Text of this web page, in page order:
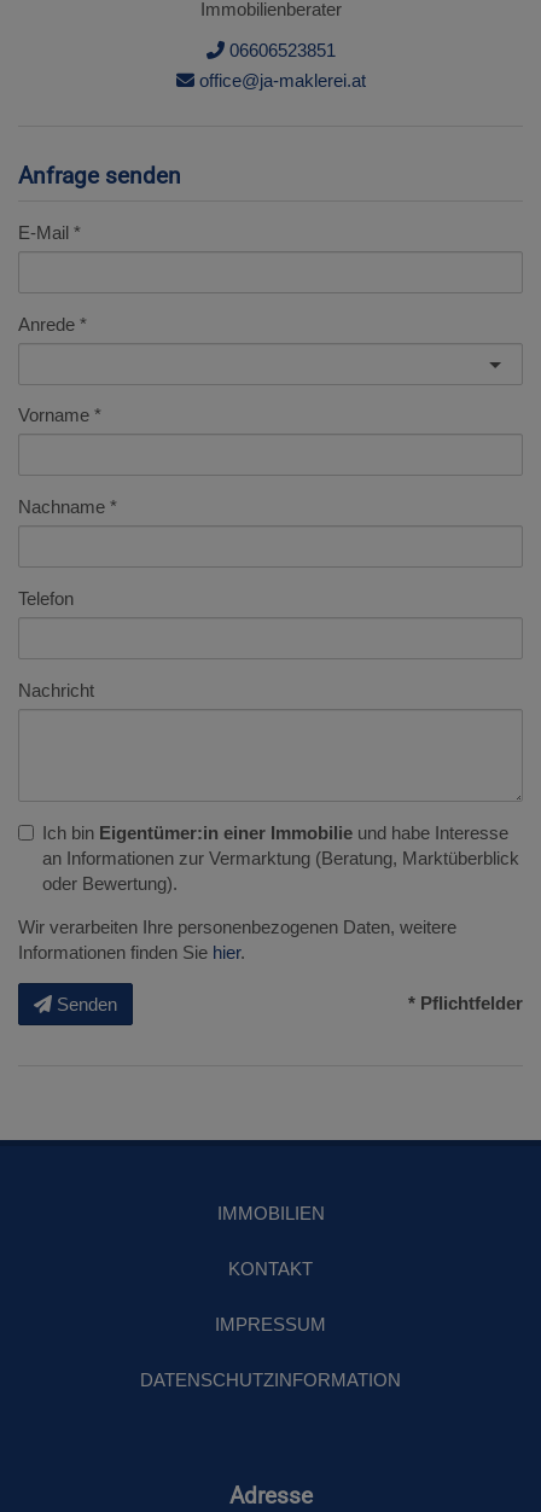
Immobilienberater
06606523851
office@ja-maklerei.at
Anfrage senden
E-Mail
Anrede
Vorname
Nachname
Telefon
Nachricht
Ich bin Eigentümer:in einer Immobilie und habe Interesse
an Informationen zur Vermarktung (Beratung, Marktüberblick
oder Bewertung).
Wir verarbeiten Ihre personenbezogenen Daten, weitere
Informationen finden Sie hier.
Senden * Pflichtfelder
IMMOBILIEN
KONTAKT
IMPRESSUM
DATENSCHUTZINFORMATION
Adresse